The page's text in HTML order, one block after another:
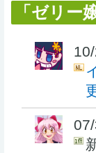
「ゼリー